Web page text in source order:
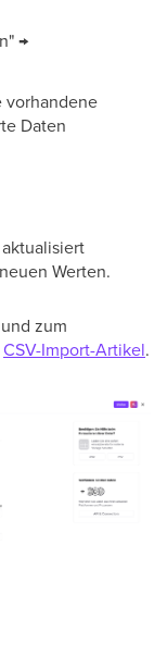
→
vorhandene
Daten
Werten.
zum
CSV-Import-Artikel.